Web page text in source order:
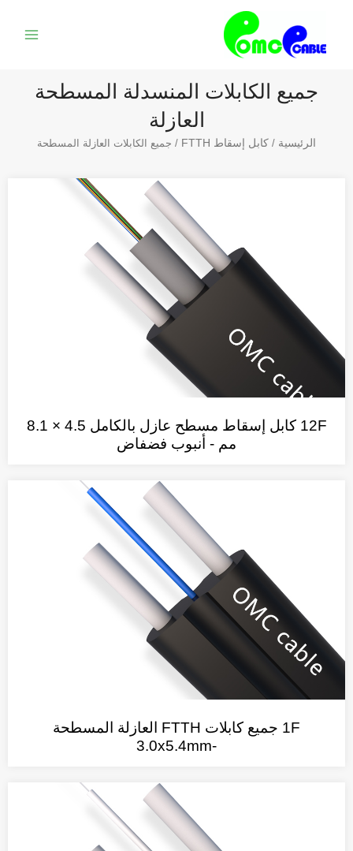
المحتوى
جميع الكابلات المنسدلة المسطحة
العازلة
الرئيسية / كابل إسقاط FTTH / جميع الكابلات العازلة المسطحة
12F كابل إسقاط مسطح عازل بالكامل 4.5 × 8.1
مم - أنبوب فضفاض
1F جميع كابلات FTTH العازلة المسطحة
-3.0x5.4mm